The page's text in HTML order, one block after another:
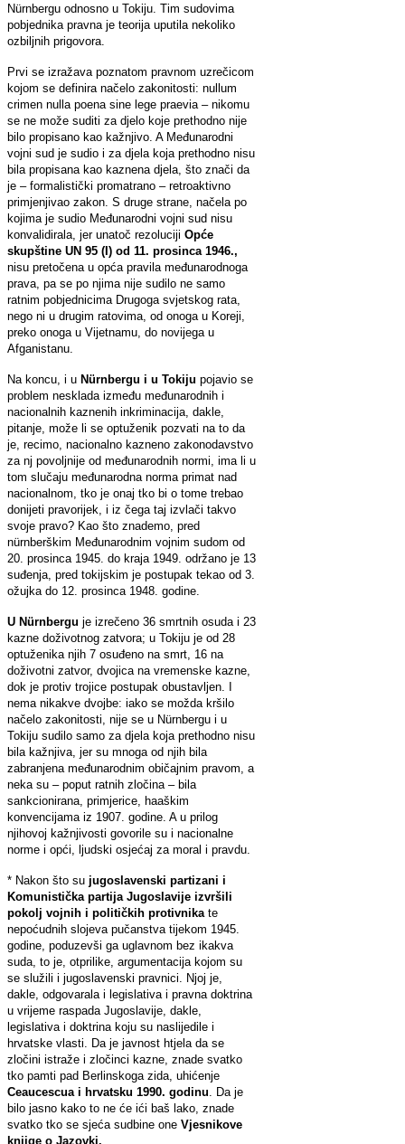
Nürnbergu odnosno u Tokiju. Tim sudovima
pobjednika pravna je teorija uputila nekoliko
ozbiljnih prigovora.
Prvi se izražava poznatom pravnom uzrečicom
kojom se definira načelo zakonitosti: nullum
crimen nulla poena sine lege praevia – nikomu
se ne može suditi za djelo koje prethodno nije
bilo propisano kao kažnjivo. A Međunarodni
vojni sud je sudio i za djela koja prethodno nisu
bila propisana kao kaznena djela, što znači da
je – formalistički promatrano – retroaktivno
primjenjivao zakon. S druge strane, načela po
kojima je sudio Međunarodni vojni sud nisu
konvalidirala, jer unatoč rezoluciji Opće
skupštine UN 95 (I) od 11. prosinca 1946.,
nisu pretočena u opća pravila međunarodnoga
prava, pa se po njima nije sudilo ne samo
ratnim pobjednicima Drugoga svjetskog rata,
nego ni u drugim ratovima, od onoga u Koreji,
preko onoga u Vijetnamu, do novijega u
Afganistanu.
Na koncu, i u Nürnbergu i u Tokiju pojavio se
problem nesklada između međunarodnih i
nacionalnih kaznenih inkriminacija, dakle,
pitanje, može li se optuženik pozvati na to da
je, recimo, nacionalno kazneno zakonodavstvo
za nj povoljnije od međunarodnih normi, ima li u
tom slučaju međunarodna norma primat nad
nacionalnom, tko je onaj tko bi o tome trebao
donijeti pravorijek, i iz čega taj izvlači takvo
svoje pravo? Kao što znademo, pred
nürnberškim Međunarodnim vojnim sudom od
20. prosinca 1945. do kraja 1949. održano je 13
suđenja, pred tokijskim je postupak tekao od 3.
ožujka do 12. prosinca 1948. godine.
U Nürnbergu je izrečeno 36 smrtnih osuda i 23
kazne doživotnog zatvora; u Tokiju je od 28
optuženika njih 7 osuđeno na smrt, 16 na
doživotni zatvor, dvojica na vremenske kazne,
dok je protiv trojice postupak obustavljen. I
nema nikakve dvojbe: iako se možda kršilo
načelo zakonitosti, nije se u Nürnbergu i u
Tokiju sudilo samo za djela koja prethodno nisu
bila kažnjiva, jer su mnoga od njih bila
zabranjena međunarodnim običajnim pravom, a
neka su – poput ratnih zločina – bila
sankcionirana, primjerice, haaškim
konvencijama iz 1907. godine. A u prilog
njihovoj kažnjivosti govorile su i nacionalne
norme i opći, ljudski osjećaj za moral i pravdu.
* Nakon što su jugoslavenski partizani i
Komunistička partija Jugoslavije izvršili
pokolj vojnih i političkih protivnika te
nepoćudnih slojeva pučanstva tijekom 1945.
godine, poduzevši ga uglavnom bez ikakva
suda, to je, otprilike, argumentacija kojom su
se služili i jugoslavenski pravnici. Njoj je,
dakle, odgovarala i legislativa i pravna doktrina
u vrijeme raspada Jugoslavije, dakle,
legislativa i doktrina koju su naslijedile i
hrvatske vlasti. Da je javnost htjela da se
zločini istraže i zločinci kazne, znade svatko
tko pamti pad Berlinskoga zida, uhićenje
Ceaucescua i hrvatsku 1990. godinu . Da je
bilo jasno kako to ne će ići baš lako, znade
svatko tko se sjeća sudbine one Vjesnikove
knjige o Jazovki.